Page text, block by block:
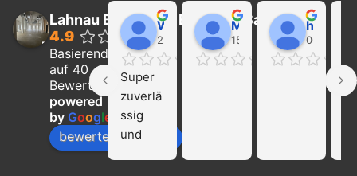
Lahnau Bau GmbH Estrich & Sanierung
4.9
Basierend
auf 40
Bewertungen
powered
by Google
bewerte uns auf
Walter Wider
22:21 01 Feb 24
Super
zuverlä
ssig
und
Marcel Becker
15:39 31 Jan 24
hayat Nikolaeva
00:29 16